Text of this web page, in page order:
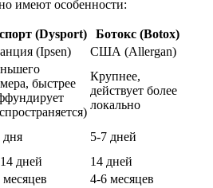
имеют особенности:
(Dysport)
Ботокс (Botox)
(Ipsen) США (Allergan)
быстрее
Крупнее,
действует более
локально
дня
5-7 дней
дней
14 дней
месяцев
4-6 месяцев